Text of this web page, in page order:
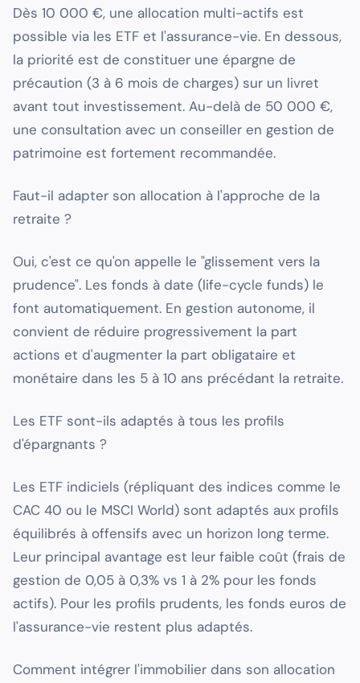
Dès 10 000 €, une allocation multi-actifs est
possible via les ETF et l'assurance-vie. En dessous,
la priorité est de constituer une épargne de
précaution (3 à 6 mois de charges) sur un livret
avant tout investissement. Au-delà de 50 000 €,
une consultation avec un conseiller en gestion de
patrimoine est fortement recommandée.
Faut-il adapter son allocation à l'approche de la
retraite ?
Oui, c'est ce qu'on appelle le "glissement vers la
prudence". Les fonds à date (life-cycle funds) le
font automatiquement. En gestion autonome, il
convient de réduire progressivement la part
actions et d'augmenter la part obligataire et
monétaire dans les 5 à 10 ans précédant la retraite.
Les ETF sont-ils adaptés à tous les profils
d'épargnants ?
Les ETF indiciels (répliquant des indices comme le
CAC 40 ou le MSCI World) sont adaptés aux profils
équilibrés à offensifs avec un horizon long terme.
Leur principal avantage est leur faible coût (frais de
gestion de 0,05 à 0,3% vs 1 à 2% pour les fonds
actifs). Pour les profils prudents, les fonds euros de
l'assurance-vie restent plus adaptés.
Comment intégrer l'immobilier dans son allocation